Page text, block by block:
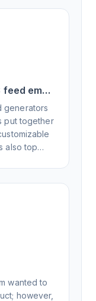
email
generators
put together
also top
for all your
hub
you.
wanted to
however,